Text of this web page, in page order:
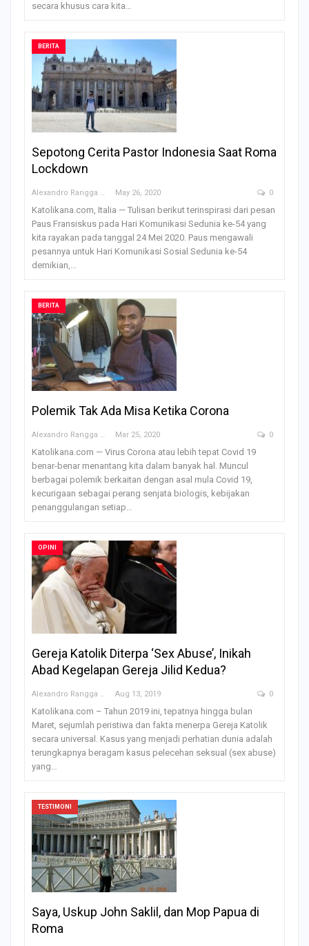
secara khusus cara kita…
BERITA
Sepotong Cerita Pastor Indonesia Saat Roma
Lockdown
Alexandro Rangga OFM May 26, 2020 0
Katolikana.com, Italia — Tulisan berikut terinspirasi dari pesan
Paus Fransiskus pada Hari Komunikasi Sedunia ke-54 yang
kita rayakan pada tanggal 24 Mei 2020. Paus mengawali
pesannya untuk Hari Komunikasi Sosial Sedunia ke-54
demikian,…
BERITA
Polemik Tak Ada Misa Ketika Corona
Alexandro Rangga OFM Mar 25, 2020 0
Katolikana.com — Virus Corona atau lebih tepat Covid 19
benar-benar menantang kita dalam banyak hal. Muncul
berbagai polemik berkaitan dengan asal mula Covid 19,
kecurigaan sebagai perang senjata biologis, kebijakan
penanggulangan setiap…
OPINI
Gereja Katolik Diterpa ‘Sex Abuse’, Inikah
Abad Kegelapan Gereja Jilid Kedua?
Aug 13, 2019 0
Katolikana.com – Tahun 2019 ini, tepatnya hingga bulan
Maret, sejumlah peristiwa dan fakta menerpa Gereja Katolik
secara universal. Kasus yang menjadi perhatian dunia adalah
terungkapnya beragam kasus pelecehan seksual (sex abuse)
yang…
TESTIMONI
Saya, Uskup John Saklil, dan Mop Papua di
Roma